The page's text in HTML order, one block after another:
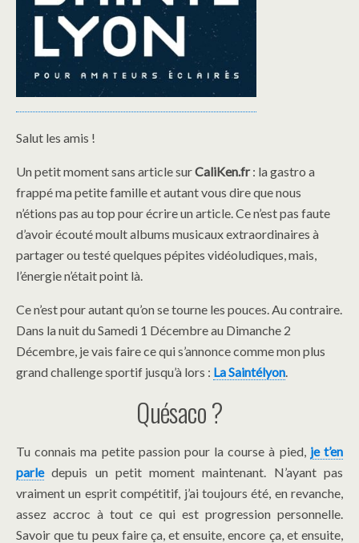
Salut les amis !
Un petit moment sans article surCaliKen.fr: la gastro a
frappé ma petite famille et autant vous dire que nous
n’étions pas au top pour écrire un article. Ce n’est pas faute
d’avoir écouté moult albums musicaux extraordinaires à
partager ou testé quelques pépites vidéoludiques, mais,
l’énergie n’était point là.
Ce n’est pour autant qu’on se tourne les pouces. Au contraire.
Dans la nuit du Samedi 1 Décembre au Dimanche 2
Décembre, je vais faire ce qui s’annonce comme mon plus
grand challenge sportif jusqu’à lors : La Saintélyon.
Quésaco ?
Tu connais ma petite passion pour la course à pied, je t’en
parledepuis un petit moment maintenant. N’ayant pas
vraiment un esprit compétitif, j’ai toujours été, en revanche,
assez accroc à tout ce qui est progression personnelle.
Savoir que tu peux faire ça, et ensuite, encore ça, et ensuite,